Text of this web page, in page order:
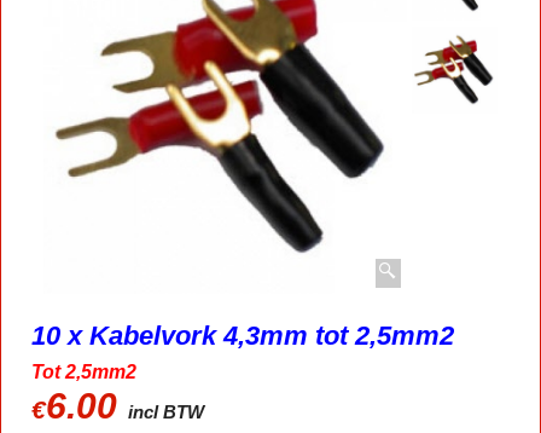
10 x Kabelvork 4,3mm tot 2,5mm2
Tot 2,5mm2
€6.00 incl BTW